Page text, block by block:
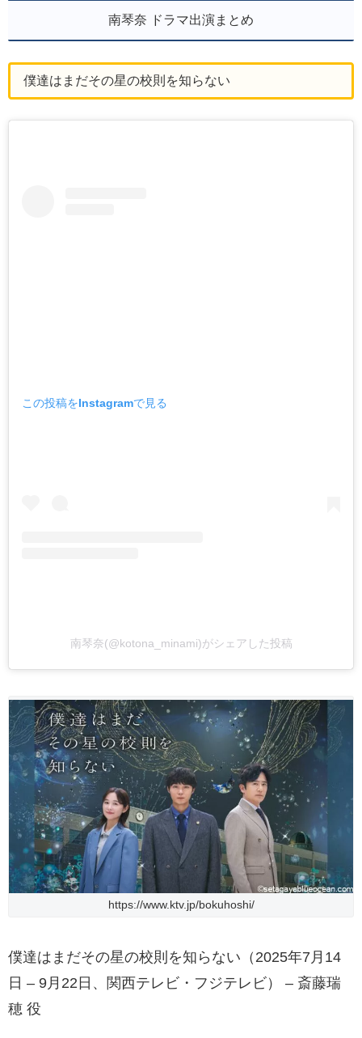
南琴奈 ドラマ出演まとめ
僕達はまだその星の校則を知らない
この投稿をInstagramで見る
南琴奈(@kotona_minami)がシェアした投稿
https://www.ktv.jp/bokuhoshi/
僕達はまだその星の校則を知らない（2025年7月14
日 – 9月22日、関西テレビ・フジテレビ） – 斎藤瑞
穂 役